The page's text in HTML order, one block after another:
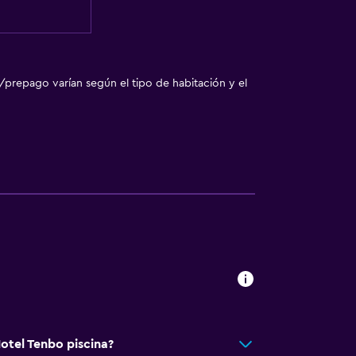
prepago varían según el tipo de habitación y el
Tenbo piscina?